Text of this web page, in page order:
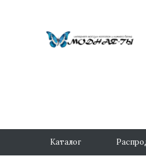
Каталог